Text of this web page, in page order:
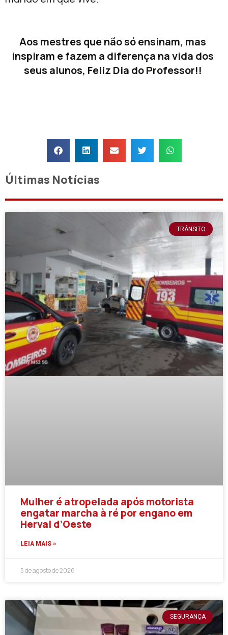
Aos mestres que não só ensinam, mas
inspiram e fazem a diferença na vida dos
seus alunos, Feliz Dia do Professor!!
Últimas Notícias
TRÂNSITO
Mulher é atropelada após motorista
engatar marcha à ré por engano em
Herval d’Oeste
LEIA MAIS »
5 de agosto de 2026
SEGURANÇA